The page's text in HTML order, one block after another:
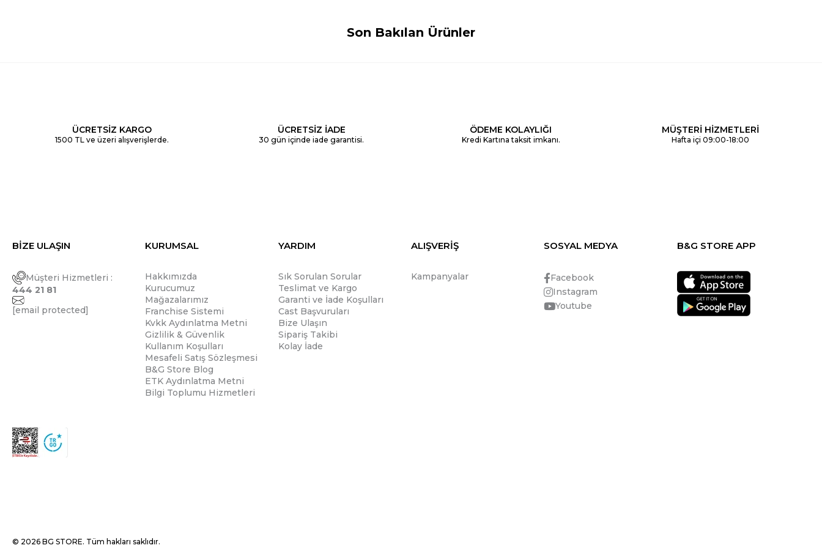
Son Bakılan Ürünler
ÜCRETSİZ KARGO
1500 TL ve üzeri alışverişlerde.
ÜCRETSİZ İADE
30 gün içinde iade garantisi.
ÖDEME KOLAYLIĞI
Kredi Kartına taksit imkanı.
MÜŞTERİ HİZMETLERİ
Hafta içi 09:00-18:00
BİZE ULAŞIN
Müşteri Hizmetleri :
444 21 81
[email protected]
KURUMSAL
Hakkımızda
Kurucumuz
Mağazalarımız
Franchise Sistemi
Kvkk Aydınlatma Metni
Gizlilik & Güvenlik
Kullanım Koşulları
Mesafeli Satış Sözleşmesi
B&G Store Blog
ETK Aydınlatma Metni
Bilgi Toplumu Hizmetleri
YARDIM
Sık Sorulan Sorular
Teslimat ve Kargo
Garanti ve İade Koşulları
Cast Başvuruları
Bize Ulaşın
Sipariş Takibi
Kolay İade
ALIŞVERİŞ
Kampanyalar
SOSYAL MEDYA
Facebook
Instagram
Youtube
B&G STORE APP
© 2026 BG STORE. Tüm hakları saklıdır.